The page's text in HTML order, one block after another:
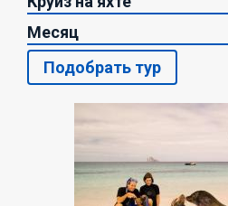
Подобрать тур